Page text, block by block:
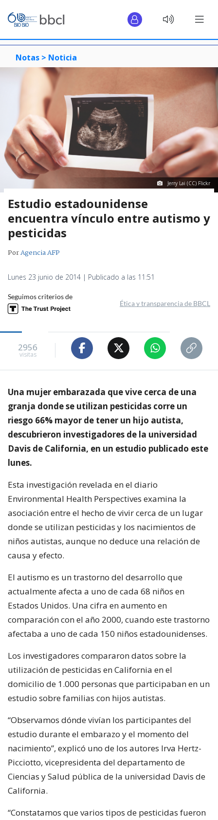
Notas > Noticia
Jerry Lai (CC) Flickr
Estudio estadounidense
encuentra vínculo entre autismo y
pesticidas
PorAgencia AFP
Lunes 23 junio de 2014 | Publicado a las 11:51
Seguimos criterios de
Ética y transparencia de BBCL
2956
visitas
Una mujer embarazada que vive cerca de una
granja donde se utilizan pesticidas corre un
riesgo 66% mayor de tener un hijo autista,
descubrieron investigadores de la universidad
Davis de California, en un estudio publicado este
lunes.
Esta investigación revelada en el diario
Environmental Health Perspectives examina la
asociación entre el hecho de vivir cerca de un lugar
donde se utilizan pesticidas y los nacimientos de
niños autistas, aunque no deduce una relación de
causa y efecto.
El autismo es un trastorno del desarrollo que
actualmente afecta a uno de cada 68 niños en
Estados Unidos. Una cifra en aumento en
comparación con el año 2000, cuando este trastorno
afectaba a uno de cada 150 niños estadounidenses.
Los investigadores compararon datos sobre la
utilización de pesticidas en California en el
domicilio de 1.000 personas que participaban en un
estudio sobre familias con hijos autistas.
“Observamos dónde vivían los participantes del
estudio durante el embarazo y el momento del
nacimiento”, explicó uno de los autores Irva Hertz-
Picciotto, vicepresidenta del departamento de
Ciencias y Salud pública de la universidad Davis de
California.
“Constatamos que varios tipos de pesticidas fueron